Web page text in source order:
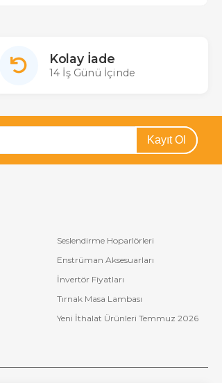
Kolay İade
14 İş Günü İçinde
Kayıt Ol
Seslendirme Hoparlörleri
Enstrüman Aksesuarları
İnvertör Fiyatları
Tırnak Masa Lambası
Yeni İthalat Ürünleri Temmuz 2026